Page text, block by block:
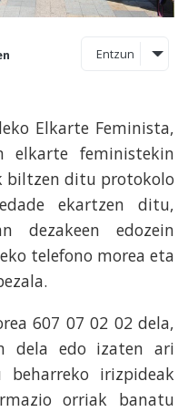
Entzun
Elkarte Feminista,
elkarte feministekin
biltzen ditu protokolo
ekartzen ditu,
dezakeen edozein
telefono morea eta
607 07 02 02 dela,
dela edo izaten ari
beharreko irizpideak
orriak banatu